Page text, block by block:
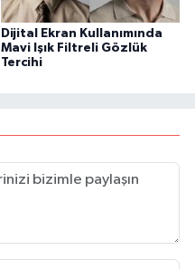
Dijital Ekran Kullanımında
Mavi Işık Filtreli Gözlük
Tercihi